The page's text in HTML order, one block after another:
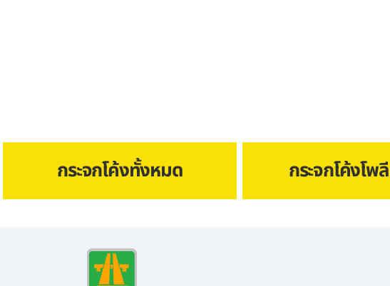
กระจกโค้งทั้งหมด กระจกโค้งโพ